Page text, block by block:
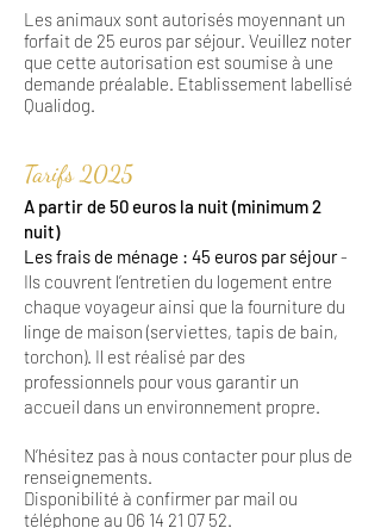
Les animaux sont autorisés moyennant un
forfait de 25 euros par séjour. Veuillez noter
que cette autorisation est soumise à une
demande préalable. Etablissement labellisé
Qualidog.
Tarifs 2025
A partir de 50 euros la nuit (minimum 2
nuit)
Les frais de ménage : 45 euros par séjour-
Ils couvrent l’entretien du logement entre
chaque voyageur ainsi que la fourniture du
linge de maison (serviettes, tapis de bain,
torchon). Il est réalisé par des
professionnels pour vous garantir un
accueil dans un environnement propre.
N’hésitez pas à nous contacter pour plus de
renseignements.
Disponibilité à confirmer par mail ou
téléphone au 06 14 21 07 52.